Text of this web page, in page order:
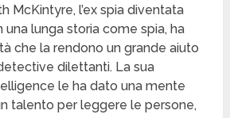
McKintyre, l’ex spia diventata
una lunga storia come spia, ha
che la rendono un grande aiuto
dilettanti. La sua
le ha dato una mente
talento per leggere le persone,